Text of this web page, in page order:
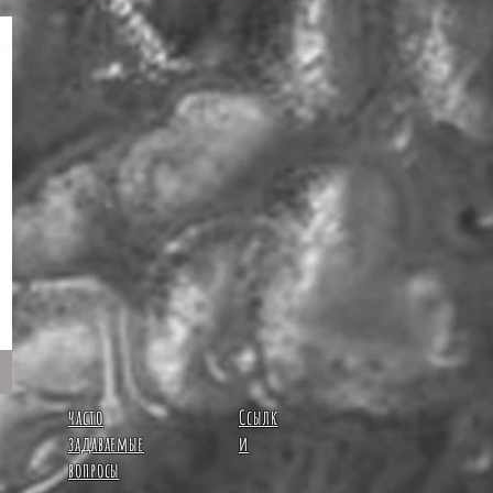
часто
задаваемые
вопросы
Ссылк
и